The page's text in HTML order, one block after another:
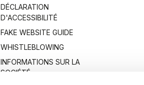
DÉCLARATION
D'ACCESSIBILITÉ
FAKE WEBSITE GUIDE
WHISTLEBLOWING
INFORMATIONS SUR LA
SOCIÉTÉ